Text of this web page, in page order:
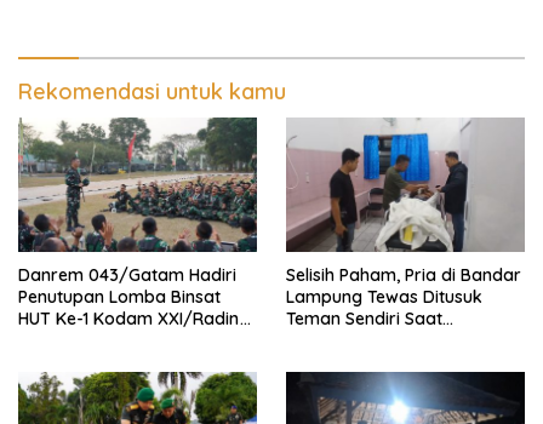
Rekomendasi untuk kamu
Danrem 043/Gatam Hadiri
Penutupan Lomba Binsat
HUT Ke-1 Kodam XXI/Radin
Selisih Paham, Pria di Bandar
Lampung Tewas Ditusuk
Teman Sendiri Saat